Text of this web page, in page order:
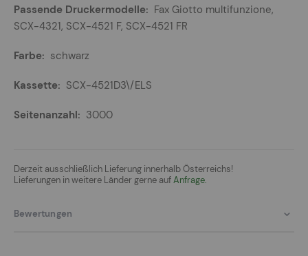
Mehr
Informationen
Fax Giotto multifunzione,
SCX-4321, SCX-4521 F, SCX-4521 FR
schwarz
SCX-4521D3\/ELS
3000
Derzeit ausschließlich Lieferung innerhalb Österreichs!
Lieferungen in weitere Länder gerne aufAnfrage.
Bewertungen